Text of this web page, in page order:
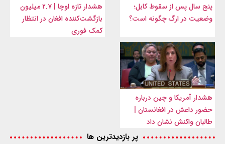
پنج سال پس از سقوط کابل؛
وضعیت در ارگ چگونه است؟
هشدار تازه اوچا | ۲.۷ میلیون
بازگشت‌کننده افغان در انتظار
کمک فوری
هشدار آمریکا و چین درباره
حضور داعش در افغانستان |
طالبان واکنش نشان داد
پر بازدیدترین ها